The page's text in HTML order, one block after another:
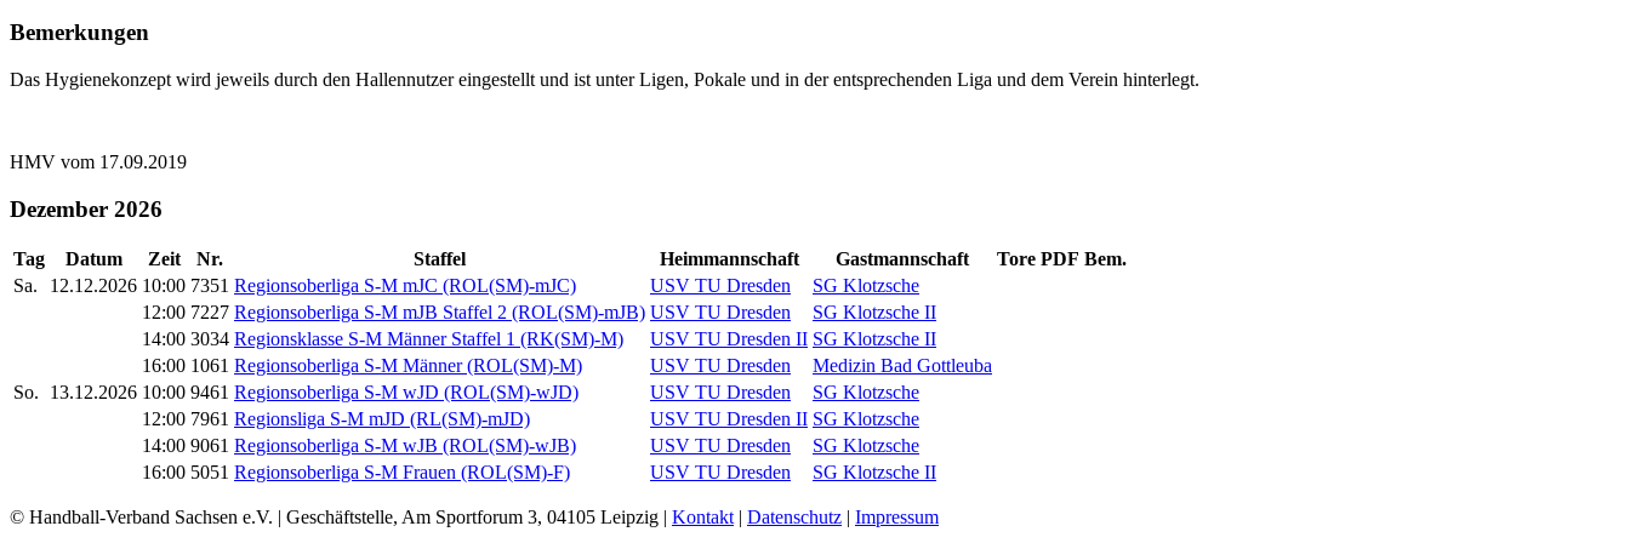
Bemerkungen
Das Hygienekonzept wird jeweils durch den Hallennutzer eingestellt und ist unter Ligen, Pokale und in der entsprechenden Liga und dem Verein hinterlegt.
HMV vom 17.09.2019
Dezember 2026
Tag Datum Zeit Nr. Staffel Heimmannschaft Gastmannschaft Tore PDF Bem.
Sa.
12.12.2026 10:00 7351 Regionsoberliga S-M mJC (ROL(SM)-mJC) USV TU Dresden
SG Klotzsche
12:00 7227 Regionsoberliga S-M mJB Staffel 2 (ROL(SM)-mJB) USV TU Dresden
SG Klotzsche II
14:00 3034 Regionsklasse S-M Männer Staffel 1 (RK(SM)-M) USV TU Dresden II SG Klotzsche II
16:00 1061 Regionsoberliga S-M Männer (ROL(SM)-M) USV TU Dresden
Medizin Bad Gottleuba
So.
13.12.2026 10:00 9461 Regionsoberliga S-M wJD (ROL(SM)-wJD) USV TU Dresden
SG Klotzsche
12:00 7961 Regionsliga S-M mJD (RL(SM)-mJD) USV TU Dresden II SG Klotzsche
14:00 9061 Regionsoberliga S-M wJB (ROL(SM)-wJB) USV TU Dresden
SG Klotzsche
16:00 5051 Regionsoberliga S-M Frauen (ROL(SM)-F) USV TU Dresden SG Klotzsche II
© Handball-Verband Sachsen e.V. | Geschäftstelle, Am Sportforum 3, 04105 Leipzig | Kontakt | Datenschutz | Impressum